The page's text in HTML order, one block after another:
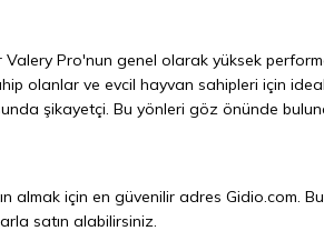
Valery Pro'nun genel olarak yüksek
olanlar ve evcil hayvan sahipleri için ideal
şikayetçi. Bu yönleri göz önünde
almak için en güvenilir adres Gidio.com .
satın alabilirsiniz.